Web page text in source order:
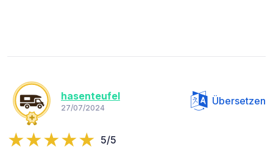
hasenteufel
27/07/2024
Übersetzen
5/5